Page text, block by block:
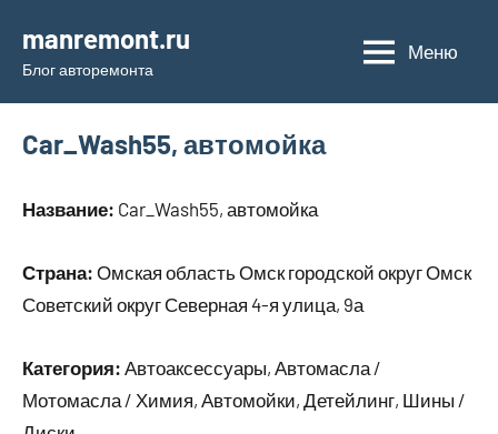
содержимому
manremont.ru
Блог авторемонта
Меню
Car_Wash55, автомойка
Название: Car_Wash55, автомойка
Страна: Омская область Омск городской округ Омск
Советский округ Северная 4-я улица, 9а
Категория: Автоаксессуары, Автомасла /
Мотомасла / Химия, Автомойки, Детейлинг, Шины /